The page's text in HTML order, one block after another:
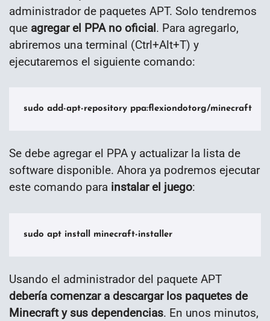
administrador de paquetes APT. Solo tendremos
que agregar el PPA no oficial. Para agregarlo,
abriremos una terminal (Ctrl+Alt+T) y
ejecutaremos el siguiente comando:
sudo add-apt-repository ppa:flexiondotorg/minecraft
Se debe agregar el PPA y actualizar la lista de
software disponible. Ahora ya podremos ejecutar
este comando para instalar el juego:
sudo apt install minecraft-installer
Usando el administrador del paquete APT
debería comenzar a descargar los paquetes de
Minecraft y sus dependencias. En unos minutos,